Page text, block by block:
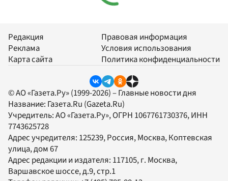
Редакция
Реклама
Карта сайта
Правовая информация
Условия использования
Политика конфиденциальности
© АО «Газета.Ру» (1999-2026) – Главные новости дня
Название: Газета.Ru (Gazeta.Ru)
Учредитель:АО «Газета.Ру», ОГРН 1067761730376, ИНН
7743625728
Адрес учредителя: 125239, Россия, Москва, Коптевская
улица, дом 67
Адрес редакции и издателя: 117105, г. Москва,
Варшавское шоссе, д.9, стр.1